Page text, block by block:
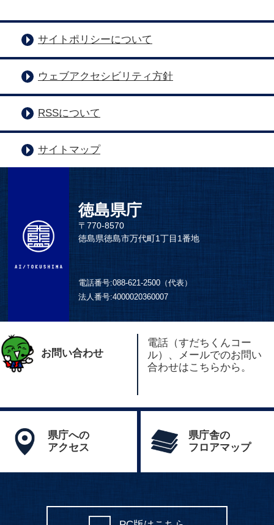
サイトポリシーについて
ウェブアクセシビリティ方針
RSSについて
サイトマップ
徳島県庁
〒770-8570
徳島県徳島市万代町1丁目1番地
電話番号:088-621-2500（代表）
法人番号:4000020360007
お問い合わせ
電話（すだちくんコー
ル）、メールでのお問い
合わせはこちらから。
県庁への
アクセス
県庁舎の
フロアマップ